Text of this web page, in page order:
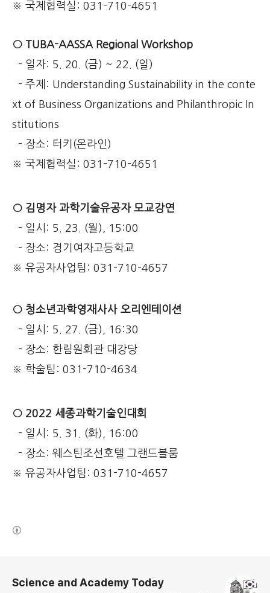
※ 국제협력실: 031-710-4651
○ TUBA-AASSA Regional Workshop
- 일자: 5. 20. (금) ~ 22. (일)
- 주제: Understanding Sustainability in the conte
xt of Business Organizations and Philanthropic In
stitutions
- 장소: 터키(온라인)
※ 국제협력실: 031-710-4651
○ 김명자 과학기술유공자 모교강연
- 일시: 5. 23. (월), 15:00
- 장소: 경기여자고등학교
※ 유공자사업팀: 031-710-4657
○ 청소년과학영재사사 오리엔테이션
- 일시: 5. 27. (금), 16:30
- 장소: 한림원회관 대강당
※ 학술팀: 031-710-4634
○ 2022 세종과학기술인대회
- 일시: 5. 31. (화), 16:00
- 장소: 웨스틴조선호텔 그랜드볼룸
※ 유공자사업팀: 031-710-4657
Science and Academy Today